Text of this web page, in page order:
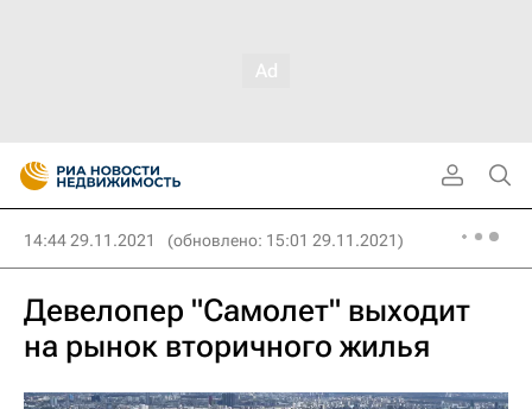
14:44 29.11.2021 (обновлено: 15:01 29.11.2021)
Девелопер "Самолет" выходит
на рынок вторичного жилья